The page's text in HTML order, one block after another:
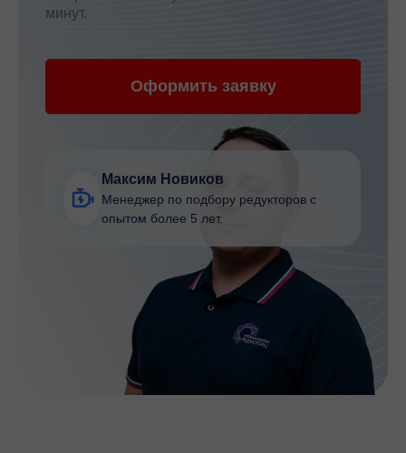
минут.
Оформить заявку
Максим Новиков
Менеджер по подбору редукторов с
опытом более 5 лет.